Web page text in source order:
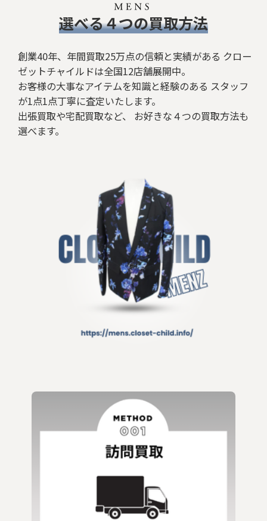
​選べる４つの買取方法
創業40年、年間買取25万点の信頼と実績がある クロー
ゼットチャイルドは全国12店舗展開中。
お客様の大事なアイテムを知識と経験のある スタッフ
が1点1点丁寧に査定いたします。
出張買取や宅配買取など、 お好きな４つの買取方法も
選べます。